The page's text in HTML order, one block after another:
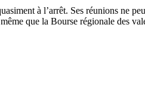
à l’arrêt. Ses réunions ne
que la Bourse régionale des